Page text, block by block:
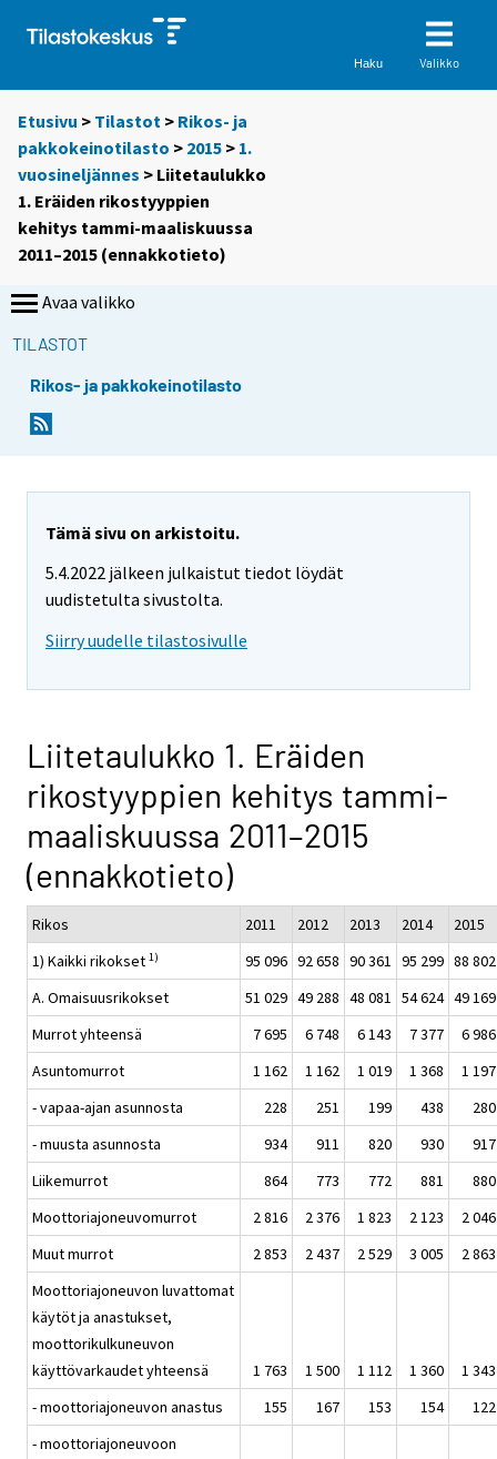
Haku Valikko
Etusivu > Tilastot > Rikos- ja
pakkokeinotilasto > 2015 > 1.
vuosineljännes > Liitetaulukko
1. Eräiden rikostyyppien
kehitys tammi-maaliskuussa
2011–2015 (ennakkotieto)
Avaa valikko
TILASTOT
Rikos- ja pakkokeinotilasto
Tämä sivu on arkistoitu.
5.4.2022 jälkeen julkaistut tiedot löydät
uudistetulta sivustolta.
Siirry uudelle tilastosivulle
Liitetaulukko 1. Eräiden
rikostyyppien kehitys tammi-
maaliskuussa 2011–2015
(ennakkotieto)
Rikos 2011 2012 2013 2014
2015
1) Kaikki rikokset 1) 95 096 92 658 90 361 95 299 88 802
A. Omaisuusrikokset
51 029 49 288 48 081 54 624 49 169
Murrot yhteensä
7 695 6 748 6 143 7 377
6 986
Asuntomurrot
1 162 1 162 1 019 1 368
1 197
- vapaa-ajan asunnosta
228 251 199 438
280
- muusta asunnosta
934 911 820 930
917
Liikemurrot
864 773 772 881
880
Moottoriajoneuvomurrot
2 816 2 376 1 823 2 123
2 046
Muut murrot
2 853 2 437 2 529 3 005
2 863
Moottoriajoneuvon luvattomat
käytöt ja anastukset,
moottorikulkuneuvon
käyttövarkaudet yhteensä
1 763 1 500 1 112 1 360
1 343
- moottoriajoneuvon anastus
155 167 153 154
122
- moottoriajoneuvoon